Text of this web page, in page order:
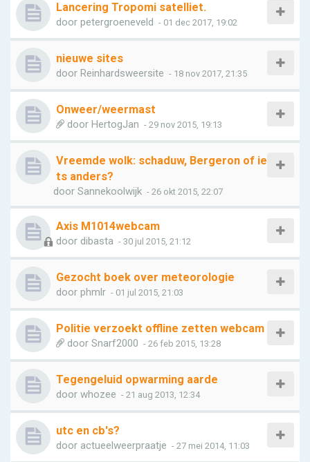
Lancering Tropomi satelliet.
door petergroeneveld - 01 dec 2017, 19:02
nieuwe sites
door Reinhardsweersite - 18 nov 2017, 21:35
Onweer/weermast
door HertogJan - 29 nov 2015, 19:13
Vreemde wolk: schaduw, Bergeron of ie
ts anders?
door Sannekoolwijk - 26 okt 2015, 22:07
Axis M1014webcam
door dibasta - 30 jul 2015, 21:12
Gezocht boek over meteorologie
door phmlr - 01 jul 2015, 21:03
Politie verzoekt offline zetten webcam
door Snarf2000 - 26 feb 2015, 13:28
Tegengeluid opwarming aarde
door whozee - 21 aug 2013, 12:34
utc en cb's?
door actueelweerpraatje - 27 mei 2014, 11:03